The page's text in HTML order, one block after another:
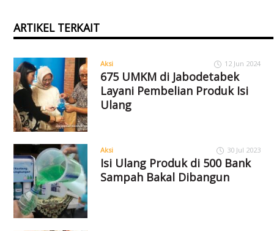
ARTIKEL TERKAIT
Aksi 12 Jun 2024
675 UMKM di Jabodetabek
Layani Pembelian Produk Isi
Ulang
Aksi 30 Jul 2023
Isi Ulang Produk di 500 Bank
Sampah Bakal Dibangun